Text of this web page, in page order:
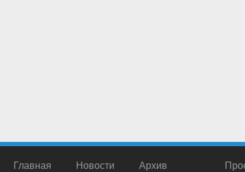
Главная Новости
Архив